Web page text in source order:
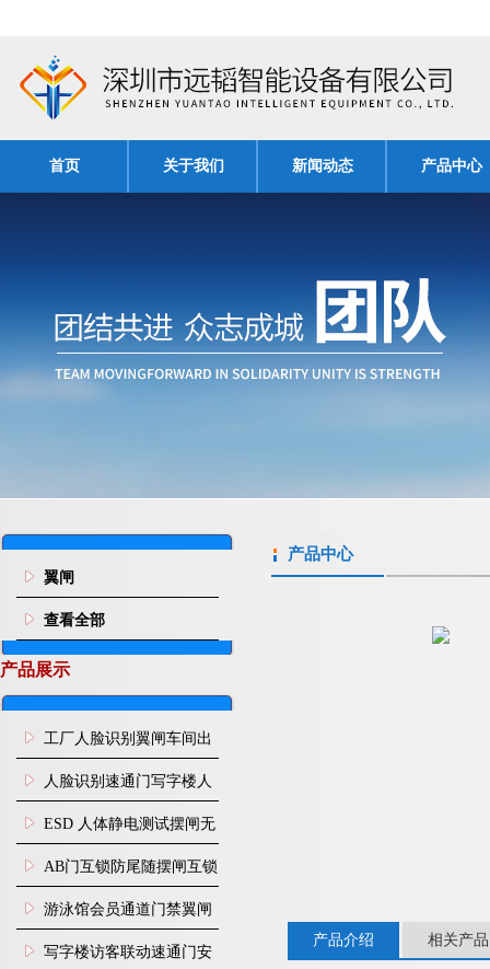
首页 关于我们 新闻动态 产品中心
翼闸
查看全部
产品展示
工厂人脸识别翼闸车间出
入口人行通道门禁
人脸识别速通门写字楼人
行通道闸门禁设备
ESD 人体静电测试摆闸无
尘车间防静电闸机
AB门互锁防尾随摆闸互锁
闸机
游泳馆会员通道门禁翼闸
写字楼访客联动速通门安
产品中心
产品介绍 相关产品